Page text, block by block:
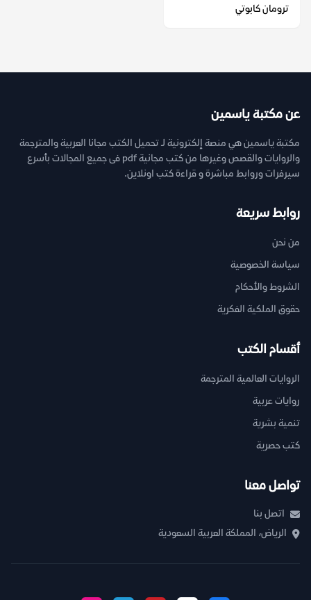
ترومان كابوتي
عن مكتبة ياسمين
مكتبة ياسمين هي منصة إلكترونية لـ تحميل الكتب مجانا العربية والمترجمة
والروايات والقصص وغيرها من كتب مجانية pdf فى جميع المجالات بأسرع
سيرفرات وروابط مباشرة و قراءة كتب اونلاين.
روابط سريعة
من نحن
سياسة الخصوصية
الشروط والأحكام
حقوق الملكية الفكرية
أقسام الكتب
الروايات العالمية المترجمة
روايات عربية
تنمية بشرية
كتب حصرية
تواصل معنا
اتصل بنا
الرياض، المملكة العربية السعودية